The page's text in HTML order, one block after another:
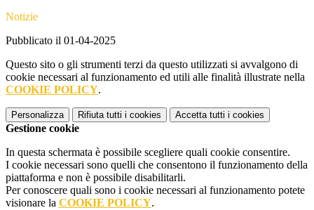
Notizie
Pubblicato il 01-04-2025
Questo sito o gli strumenti terzi da questo utilizzati si avvalgono di
cookie necessari al funzionamento ed utili alle finalità illustrate nella
COOKIE POLICY.
Personalizza Rifiuta tutti i cookies Accetta tutti i cookies
Gestione cookie
In questa schermata è possibile scegliere quali cookie consentire.
I cookie necessari sono quelli che consentono il funzionamento della
piattaforma e non è possibile disabilitarli.
Per conoscere quali sono i cookie necessari al funzionamento potete
visionare la COOKIE POLICY.